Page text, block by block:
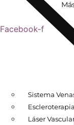
Sistema
Láser Vascular
Facebook-f